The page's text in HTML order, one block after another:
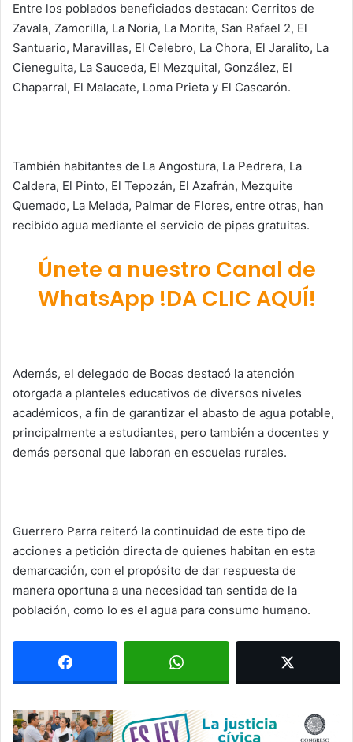
Entre los poblados beneficiados destacan: Cerritos de
Zavala, Zamorilla, La Noria, La Morita, San Rafael 2, El
Santuario, Maravillas, El Celebro, La Chora, El Jaralito, La
Cieneguita, La Sauceda, El Mezquital, González, El
Chaparral, El Malacate, Loma Prieta y El Cascarón.
También habitantes de La Angostura, La Pedrera, La
Caldera, El Pinto, El Tepozán, El Azafrán, Mezquite
Quemado, La Melada, Palmar de Flores, entre otras, han
recibido agua mediante el servicio de pipas gratuitas.
Únete a nuestro Canal de
WhatsApp !DA CLIC AQUÍ!
Además, el delegado de Bocas destacó la atención
otorgada a planteles educativos de diversos niveles
académicos, a fin de garantizar el abasto de agua potable,
principalmente a estudiantes, pero también a docentes y
demás personal que laboran en escuelas rurales.
Guerrero Parra reiteró la continuidad de este tipo de
acciones a petición directa de quienes habitan en esta
demarcación, con el propósito de dar respuesta de
manera oportuna a una necesidad tan sentida de la
población, como lo es el agua para consumo humano.